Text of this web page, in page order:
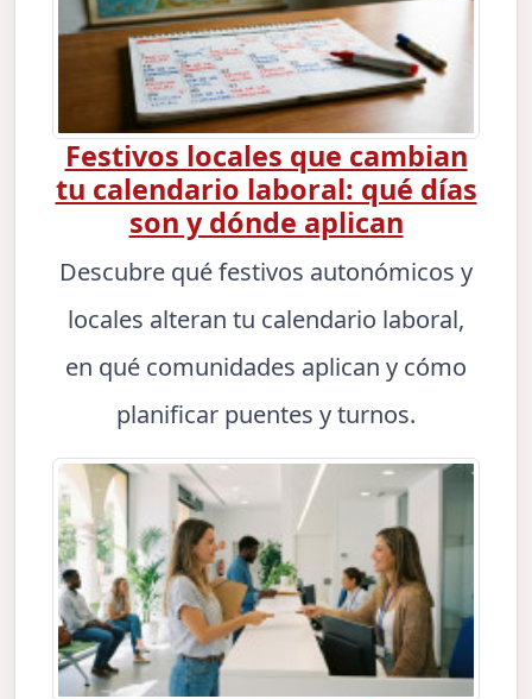
Festivos locales que cambian
tu calendario laboral: qué días
son y dónde aplican
Descubre qué festivos autonómicos y
locales alteran tu calendario laboral,
en qué comunidades aplican y cómo
planificar puentes y turnos.